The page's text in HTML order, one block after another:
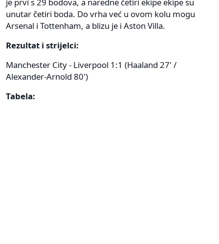
je prvi s 29 bodova, a naredne četiri ekipe ekipe su
unutar četiri boda. Do vrha već u ovom kolu mogu
Arsenal i Tottenham, a blizu je i Aston Villa.
Rezultat i strijelci:
Manchester City - Liverpool 1:1 (Haaland 27' /
Alexander-Arnold 80')
Tabela: